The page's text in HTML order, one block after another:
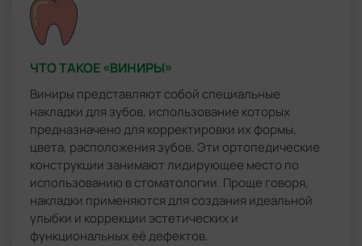
ЧТО ТАКОЕ «ВИНИРЫ»
Виниры представляют собой специальные
накладки для зубов, использование которых
предназначено для корректировки их формы,
цвета, расположения зубов. Эти ортопедические
конструкции занимают лидирующее место по
использованию в стоматологии. Проще говоря,
накладки применяются для создания идеальной
улыбки и коррекции эстетических и
функциональных её дефектов.